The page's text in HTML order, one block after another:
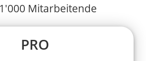
Mitarbeitende
PRO